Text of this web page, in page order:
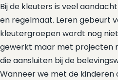
Bij de kleuters is veel
en regelmaat. Leren gebeurt
kleutergroepen wordt nog
gewerkt maar met projecten
die aansluiten bij de
Wanneer we met de kinderen